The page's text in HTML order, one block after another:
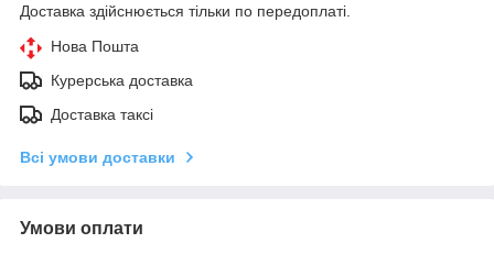
Доставка здійснюється тільки по передоплаті.
Нова Пошта
Курерська доставка
Доставка таксі
Всі умови доставки
Умови оплати